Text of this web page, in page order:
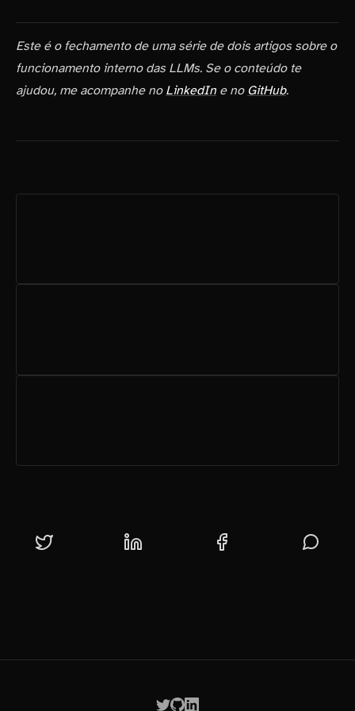
Este é o fechamento de uma série de dois artigos sobre o
funcionamento interno das LLMs. Se o conteúdo te
ajudou, me acompanhe no LinkedIn e no GitHub.